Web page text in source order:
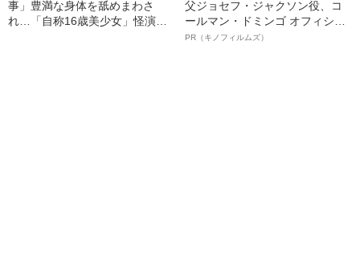
事」豊満な身体を舐めまわさ
れ…「自称16歳美少女」怪演
父ジョセフ・ジャクソン役、コ
ールマン・ドミンゴ オフィシャ
ルインタビュー“観客を魅了した
PR（キノフィルムズ）